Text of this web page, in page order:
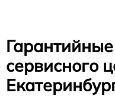
сервисного